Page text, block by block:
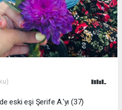
eski eşi Şerife A.'yı (37)